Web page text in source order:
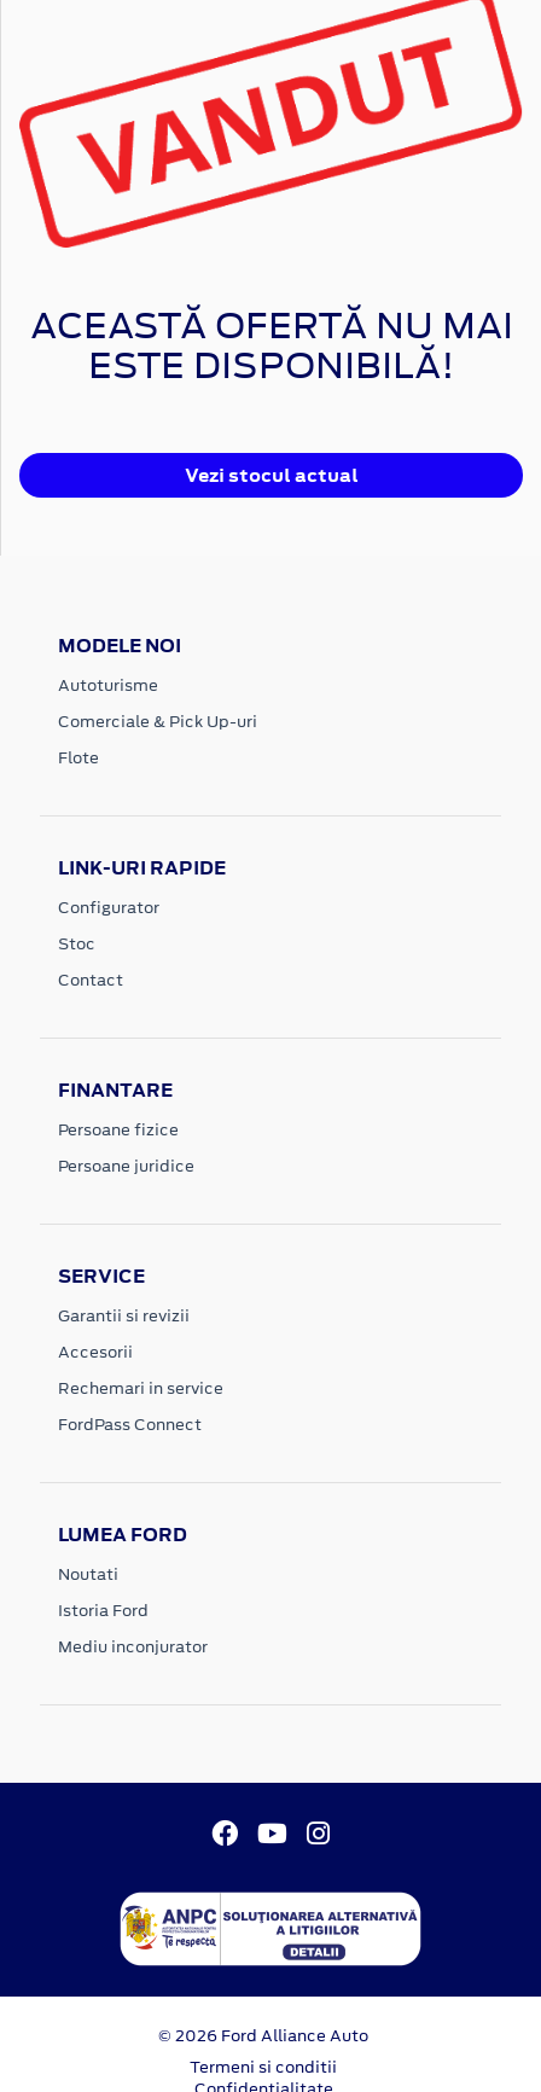
ACEASTĂ OFERTĂ NU MAI
ESTE DISPONIBILĂ!
Vezi stocul actual
MODELE NOI
Autoturisme
Comerciale & Pick Up-uri
Flote
LINK-URI RAPIDE
Configurator
Stoc
Contact
FINANTARE
Persoane fizice
Persoane juridice
SERVICE
Garantii si revizii
Accesorii
Rechemari in service
FordPass Connect
LUMEA FORD
Noutati
Istoria Ford
Mediu inconjurator
© 2026 Ford Alliance Auto
Termeni si conditii